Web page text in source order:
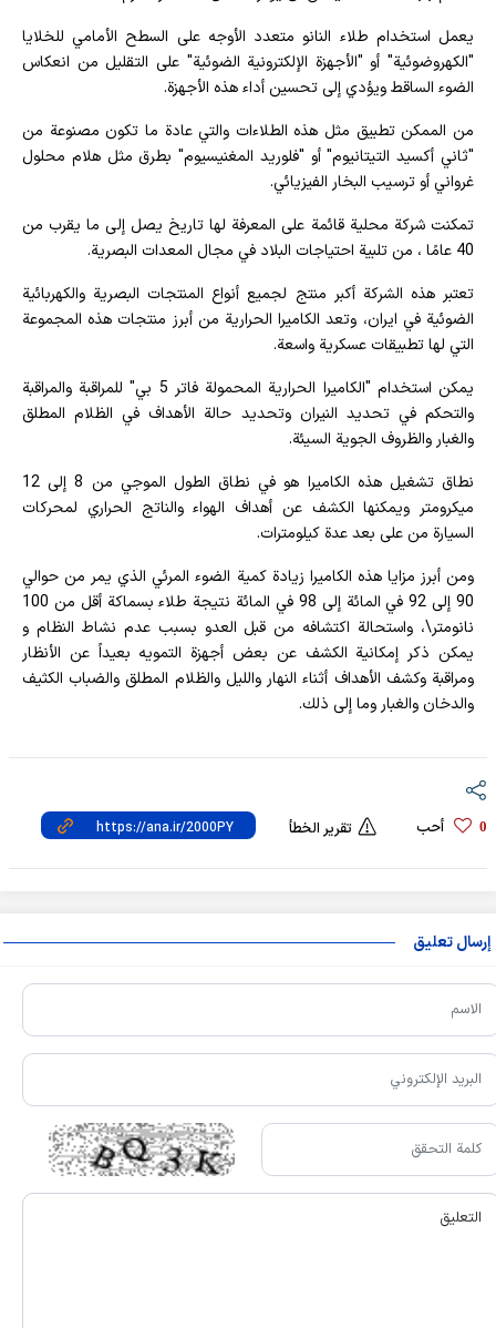
يعمل استخدام طلاء النانو متعدد الأوجه على السطح الأمامي للخلايا
"الكهروضوئية" أو "الأجهزة الإلكترونية الضوئية" على التقليل من انعكاس
الضوء الساقط ويؤدي إلى تحسين أداء هذه الأجهزة.
من الممكن تطبيق مثل هذه الطلاءات والتي عادة ما تكون مصنوعة من
"ثاني أكسيد التيتانيوم" أو "فلوريد المغنيسيوم" بطرق مثل هلام محلول
غرواني أو ترسيب البخار الفيزيائي.
تمكنت شركة محلية قائمة على المعرفة لها تاريخ يصل إلى ما يقرب من
40 عامًا ، من تلبية احتياجات البلاد في مجال المعدات البصرية.
تعتبر هذه الشركة أكبر منتج لجميع أنواع المنتجات البصرية والكهربائية
الضوئية في ايران، وتعد الكاميرا الحرارية من أبرز منتجات هذه المجموعة
التي لها تطبيقات عسكرية واسعة.
يمكن استخدام "الكاميرا الحرارية المحمولة فاتر 5 بي" للمراقبة والمراقبة
والتحكم في تحديد النيران وتحديد حالة الأهداف في الظلام المطلق
والغبار والظروف الجوية السيئة.
نطاق تشغيل هذه الكاميرا هو في نطاق الطول الموجي من 8 إلى 12
ميكرومتر ويمكنها الكشف عن أهداف الهواء والناتج الحراري لمحركات
السيارة من على بعد عدة كيلومترات.
ومن أبرز مزايا هذه الكاميرا زيادة كمية الضوء المرئي الذي يمر من حوالي
90 إلى 92 في المائة إلى 98 في المائة نتيجة طلاء بسماكة أقل من 100
نانومتر\، واستحالة اكتشافه من قبل العدو بسبب عدم نشاط النظام و
يمكن ذكر إمكانية الكشف عن بعض أجهزة التمويه بعيداً عن الأنظار
ومراقبة وكشف الأهداف أثناء النهار والليل والظلام المطلق والضباب الكثيف
والدخان والغبار وما إلى ذلك.
0 أحب تقرير الخطأ
إرسال تعليق